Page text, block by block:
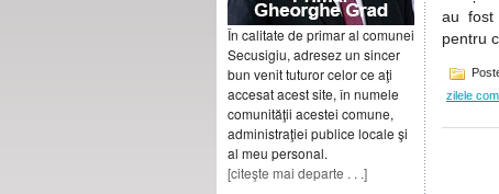
În calitate de primar al comunei
Secusigiu, adresez un sincer
bun venit tuturor celor ce aţi
accesat acest site, în numele
comunităţii acestei comune,
administraţiei publice locale şi
al meu personal.
[citeşte mai departe . . .]
au fost
pentru
zilele